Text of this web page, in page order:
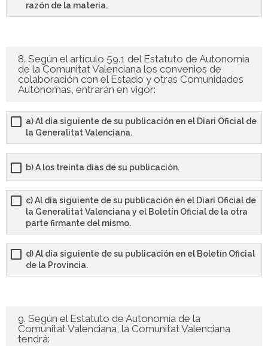
razón de la materia.
8. Según el artículo 59.1 del Estatuto de Autonomía
de la Comunitat Valenciana los convenios de
colaboración con el Estado y otras Comunidades
Autónomas, entrarán en vigor:
a) Al día siguiente de su publicación en el Diari Oficial de
la Generalitat Valenciana.
b) A los treinta días de su publicación.
c) Al día siguiente de su publicación en el Diari Oficial de
la Generalitat Valenciana y el Boletín Oficial de la otra
parte firmante del mismo.
d) Al día siguiente de su publicación en el Boletín Oficial
de la Provincia.
9. Según el Estatuto de Autonomía de la
Comunitat Valenciana, la Comunitat Valenciana
tendrá: